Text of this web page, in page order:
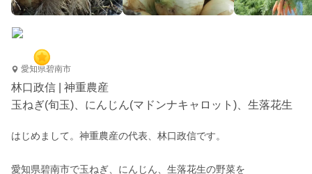
愛知県碧南市
林口政信 | 神重農産
玉ねぎ(旬玉)、にんじん(マドンナキャロット)、生落花生
はじめまして。神重農産の代表、林口政信です。
愛知県碧南市で玉ねぎ、にんじん、生落花生の野菜を